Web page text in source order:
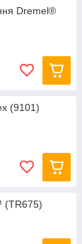
Dremel®
(9101)
(TR675)